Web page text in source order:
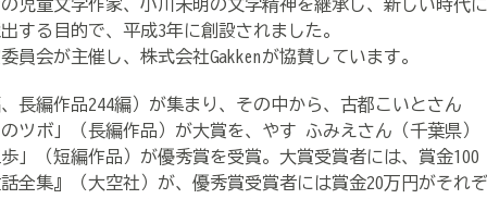
児童文学作家、小川未明の文学精神を継承し、新しい時代に
する目的で、平成3年に創設されました。
員会が主催し、株式会社Gakkenが協賛しています。
長編作品244編）が集まり、その中から、古都こいとさん
ツボ」（長編作品）が大賞を、やす ふみえさん（千葉県）
」（短編作品）が優秀賞を受賞。大賞受賞者には、賞金100
全集』（大空社）が、優秀賞受賞者には賞金20万円がそれぞ